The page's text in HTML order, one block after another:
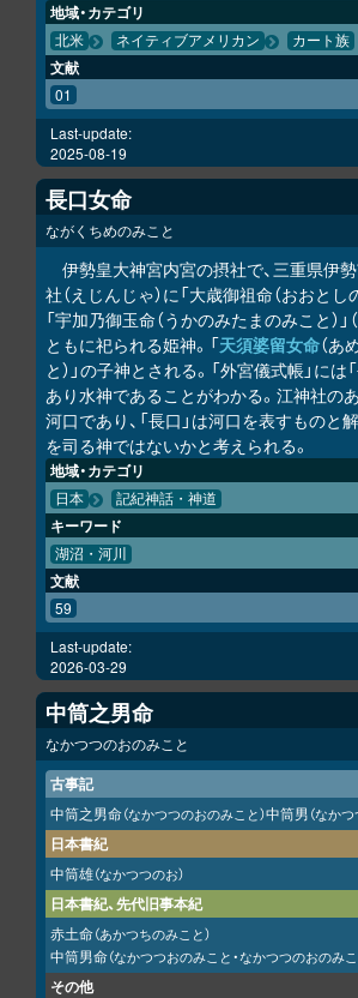
地域・カテゴリ
北米 ネイティブアメリカン カート族
文献
01
Last-update:
2025-08-19
長口女命
ながくちめのみこと
伊勢皇大神宮内宮の摂社で、三重県伊
社（えじんじゃ）に「大歳御祖命（おおとし
「宇加乃御玉命（うかのみたまのみこと）」
ともに祀られる姫神。「天須婆留女命（あ
と）」の子神とされる。「外宮儀式帳」には
あり水神であることがわかる。江神社の
河口であり、「長口」は河口を表すものと
を司る神ではないかと考えられる。
地域・カテゴリ
日本 記紀神話・神道
キーワード
湖沼・河川
文献
59
Last-update:
2026-03-29
中筒之男命
なかつつのおのみこと
古事記
中筒之男命（なかつつのおのみこと）中筒男（なか
日本書紀
中筒雄（なかつつのお）
日本書紀、先代旧事本紀
赤土命（あかつちのみこと）
中筒男命（なかつつおのみこと・なかつつのおのみこ
その他